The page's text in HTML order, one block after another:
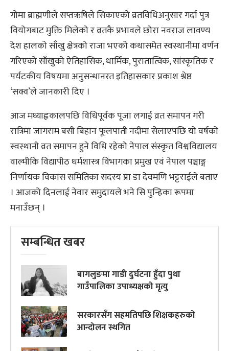
गोमा ब्राह्मणीले सप्तऋषिले सिकाएको व्रतविधिअनुसार गर्दा पुत्र
वियोगबाट मुक्ति मिलेको र व्रतकै प्रभावले छोरा नवराज लावण्य
देश हालको साँखु क्षेत्रको राजा भएको कथासमेत स्वस्थानीमा वर्णन
गरिएको साँखुको ऐतिहासिक, धार्मिक, पुरातात्विक, सांस्कृतिक र
पर्यटकीय विषयमा अनुसन्धानरत इतिहासकार प्रकाश श्रेष्ठ
‘सक्व’ले जानकारी दिए ।
आज मध्याह्नकालपछि विधिपूर्वक पूजा लगाई व्रत समापन गरी
रात्रिमा जागराम बसी बिहान फूलपाती नदीमा सेलाएपछि यो वर्षको
स्वस्थानी व्रत समापन हुने विधि रहेको नेपाल संस्कृत विश्वविद्यालय
वाल्मीकि विद्यापीठ धर्मशास्त्र विभागका प्रमुख एवं नेपाल पञ्चाङ्ग
निर्णायक विकास समितिका सदस्य प्रा डा देवमणि भट्टराईले बताए
। आजको दिनलाई नेवार समुदायले भने सि पुन्हिका रूपमा
मनाउँछन् ।
सम्बन्धित खबर
बागलुङमा गाडी दुर्घटना हुँदा पुथा
गाउँपालिका उपाध्यक्षको मृत्यु
सरकारसँग सहमतिपछि शिक्षकहरुको
आन्दोलन स्थगित